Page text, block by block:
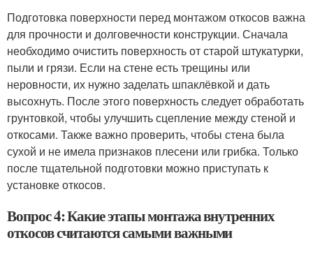
Подготовка поверхности перед монтажом откосов важна
для прочности и долговечности конструкции. Сначала
необходимо очистить поверхность от старой штукатурки,
пыли и грязи. Если на стене есть трещины или
неровности, их нужно заделать шпаклёвкой и дать
высохнуть. После этого поверхность следует обработать
грунтовкой, чтобы улучшить сцепление между стеной и
откосами. Также важно проверить, чтобы стена была
сухой и не имела признаков плесени или грибка. Только
после тщательной подготовки можно приступать к
установке откосов.
Вопрос 4: Какие этапы монтажа внутренних
откосов считаются самыми важными